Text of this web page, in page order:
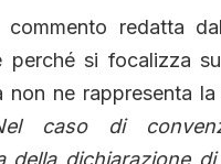
redatta
si focalizza
ne rappresenta la
caso di
della dichiarazione